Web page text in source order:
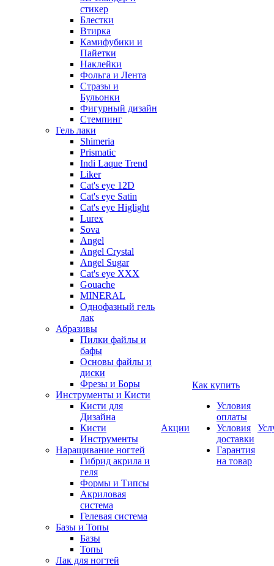
стикер
Блестки
Втирка
Камифубики и
Пайетки
Наклейки
Фольга и Лента
Стразы и
Бульонки
Фигурный дизайн
Стемпинг
Гель лаки
Shimeria
Prismatic
Indi Laque Trend
Liker
Cat's eye 12D
Cat's eye Satin
Cat's eye Higlight
Lurex
Sova
Angel
Angel Crystal
Angel Sugar
Cat's eye XXX
Gouache
MINERAL
Однофазный гель
лак
Абразивы
Пилки файлы и
бафы
Основы файлы и
диски
Фрезы и Боры
Инструменты и Кисти
Кисти для
Дизайна
Кисти
Инструменты
Наращивание ногтей
Гибрид акрила и
геля
Формы и Типсы
Акриловая
система
Гелевая система
Базы и Топы
Базы
Топы
Лак для ногтей
Акции
Как купить
Условия
оплаты
Условия
доставки
Гарантия
на товар